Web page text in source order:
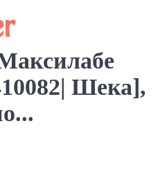
Шека],